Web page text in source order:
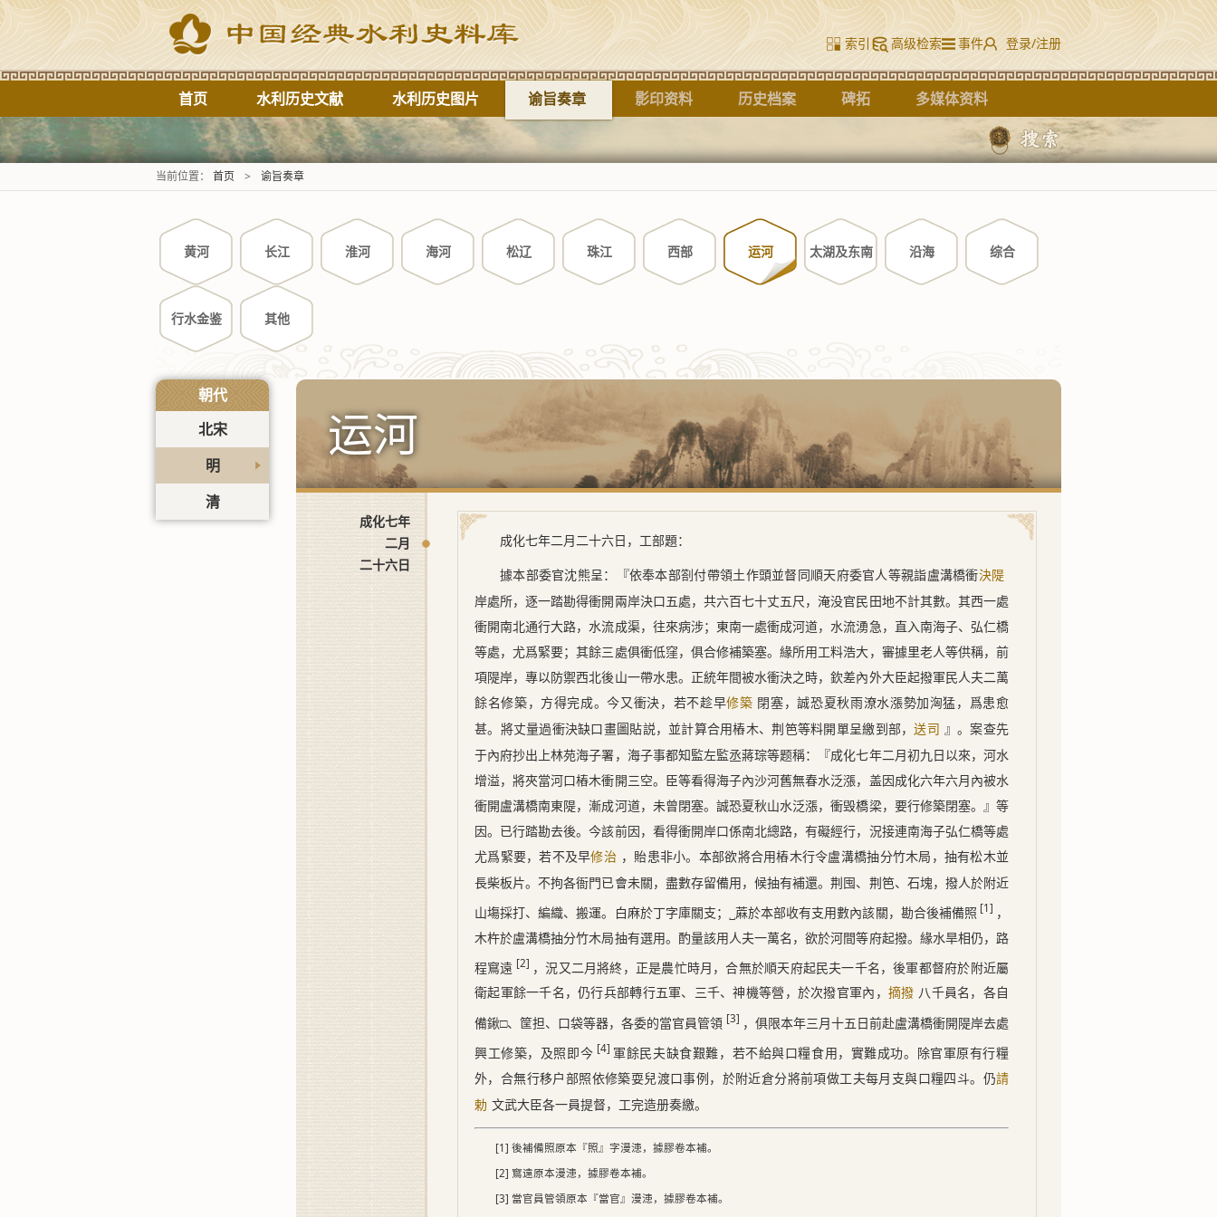
索引 高级检索 事件 登录/注册
首页 水利历史文献 水利历史图片 谕旨奏章 影印资料 历史档案 碑拓 多媒体资料
标题
当前位置： 首页 > 谕旨奏章
黄河 长江 淮河 海河 松辽 珠江 西部 运河 太湖及东南 沿海 综合
行水金鉴 其他
朝代
北宋
明
清
运河
成化七年
二月
二十六日
成化七年二月二十六日 ，工部題：
據本部委官沈熊呈：『依奉本部劄付帶領土作頭並督同順天府委官人等親詣盧溝橋衝決隄
岸處所，逐一踏勘得衝開兩岸決口五處，共六百七十丈五尺，淹没官民田地不計其數。其西一處
衝開南北通行大路，水流成渠，往來病涉；東南一處衝成河道，水流湧急，直入南海子、弘仁橋
等處，尤爲緊要；其餘三處俱衝低窪，俱合修補築塞。緣所用工料浩大，審據里老人等供稱，前
項隄岸，專以防禦西北後山一帶水患。正統年間被水衝決之時，欽差內外大臣起撥軍民人夫二萬
餘名修築，方得完成。今又衝決，若不趁早修築 閉塞，誠恐夏秋雨潦水漲勢加洶猛，爲患愈
甚。將丈量過衝決缺口畫圖貼説，並計算合用樁木、荆笆等料開單呈繳到部，送司 』。案查先
于內府抄出上林苑海子署， 海子事都知監左監丞蔣琮等题稱：『成化七年二月初九日以來，河水
增溢，將夾當河口樁木衝開三空。臣等看得海子內沙河舊無春水泛漲，盖因成化六年六月內被水
衝開盧溝橋南東隄，漸成河道，未曾閉塞。誠恐夏秋山水泛漲，衝毁橋梁，要行修築閉塞。』等
因。已行踏勘去後。今該前因，看得衝開岸口係南北總路，有礙經行，況接連南海子弘仁橋等處
尤爲緊要，若不及早修治 ，貽患非小。本部欲將合用樁木行令盧溝橋抽分竹木局，抽有松木並
長柴板片。不拘各衙門已會未關，盡數存留備用，候抽有補還。荆囤、荆笆、石塊，撥人於附近
山塲採打、編織、搬運。白麻於丁字庫關支；
蔴於本部收有支用數內該關，勘合後補備照 [1] ，
木杵於盧溝橋抽分竹木局抽有選用。酌量該用人夫一萬名，欲於河間等府起撥。緣水旱相仍，路
程窵遠 [2] ，況又二月將終，正是農忙時月，合無於順天府起民夫一千名，後軍都督府於附近屬
衛起軍餘一千名，仍行兵部轉行五軍、三千、神機等營，於次撥官軍內， 摘撥 八千員名，各自
備鍬□、筐担、口袋等器，各委的當官員管領 [3] ，俱限本年三月十五日前赴盧溝橋衝開隄岸去處
興工修築，及照即今 [4] 軍餘民夫缺食艱難，若不給與口糧食用，實難成功。除官軍原有行糧
外，合無行移户部照依修築耍兒渡口事例，於附近倉分將前項做工夫每月支與口糧四斗。仍請
勅 文武大臣各一員提督，工完造册奏繳。
[1] 後補備照原本『照』字漫漶，據膠卷本補。
[2] 窵遠原本漫漶，據膠卷本補。
[3] 當官員管領原本『當官』漫漶，據膠卷本補。